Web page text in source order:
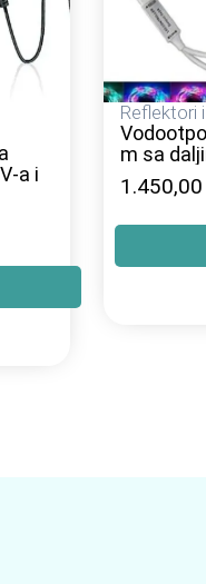
a i
Reflektori
m sa
1.450,00